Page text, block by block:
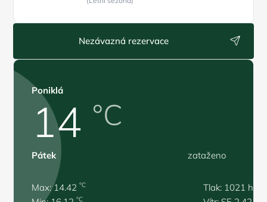
Nezávazná rezervace
Poniklá
14 °C
Pátek zataženo
Max: 14.42°C
°C
Tlak: 1021 hPa